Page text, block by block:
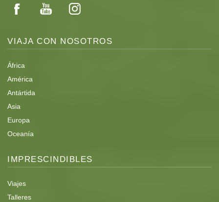
VIAJA CON NOSOTROS
África
América
Antártida
Asia
Europa
Oceanía
IMPRESCINDIBLES
Viajes
Talleres